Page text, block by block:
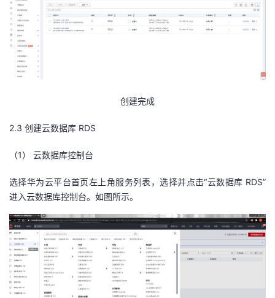
创建完成
2.3 创建云数据库 RDS
（1） 云数据库控制台
选择华为云平台首页左上角服务列表，选择并点击“云数据库 RDS”
进入云数据库控制台。如图所示。